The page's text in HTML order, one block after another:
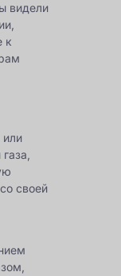
видели
к
или
своей